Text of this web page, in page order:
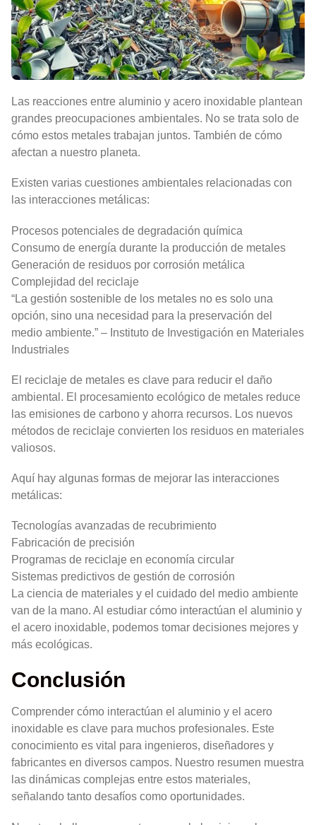
Las reacciones entre aluminio y acero inoxidable plantean
grandes preocupaciones ambientales. No se trata solo de
cómo estos metales trabajan juntos. También de cómo
afectan a nuestro planeta.
Existen varias cuestiones ambientales relacionadas con
las interacciones metálicas:
Procesos potenciales de degradación química
Consumo de energía durante la producción de metales
Generación de residuos por corrosión metálica
Complejidad del reciclaje
“La gestión sostenible de los metales no es solo una
opción, sino una necesidad para la preservación del
medio ambiente.” – Instituto de Investigación en Materiales
Industriales
El reciclaje de metales es clave para reducir el daño
ambiental. El procesamiento ecológico de metales reduce
las emisiones de carbono y ahorra recursos. Los nuevos
métodos de reciclaje convierten los residuos en materiales
valiosos.
Aquí hay algunas formas de mejorar las interacciones
metálicas:
Tecnologías avanzadas de recubrimiento
Fabricación de precisión
Programas de reciclaje en economía circular
Sistemas predictivos de gestión de corrosión
La ciencia de materiales y el cuidado del medio ambiente
van de la mano. Al estudiar cómo interactúan el aluminio y
el acero inoxidable, podemos tomar decisiones mejores y
más ecológicas.
Conclusión
Comprender cómo interactúan el aluminio y el acero
inoxidable es clave para muchos profesionales. Este
conocimiento es vital para ingenieros, diseñadores y
fabricantes en diversos campos. Nuestro resumen muestra
las dinámicas complejas entre estos materiales,
señalando tanto desafíos como oportunidades.